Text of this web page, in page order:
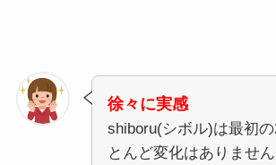
徐々に実感
shiboru(シボル)は最初
とんど変化はありません